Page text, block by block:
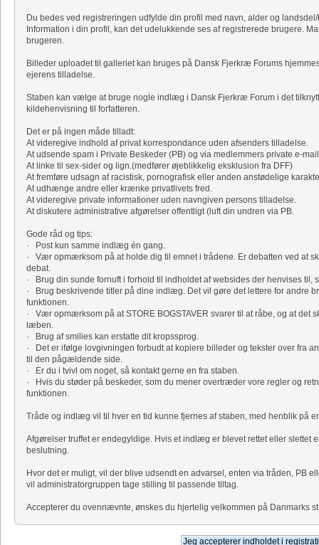
Du bedes ved registreringen udfylde din profil med navn, alder og
Information i din profil, kan det udelukkende ses af registrerede brugere.
brugeren.
Billeder uploadet til galleriet kan bruges på Dansk Fjerkræ Forums
ejerens tilladelse.
Staben kan vælge at bruge nogle indlæg i Dansk Fjerkræ Forum i det
kildehenvisning til forfatteren.
Det er på ingen måde tilladt:
At videregive indhold af privat korrespondance uden afsenders tilladelse.
At udsende spam i Private Beskeder (PB) og via medlemmers private e-
At linke til sex-sider og lign.(medfører øjeblikkelig eksklusion fra DFF)
At fremføre udsagn af racistisk, pornografisk eller anden anstødelige
At udhænge andre eller krænke privatlivets fred.
At videregive private informationer uden navngiven persons tilladelse.
At diskutere administrative afgørelser offentligt (luft din undren via PB.
Gode råd og tips:
· Post kun samme indlæg én gang.
· Vær opmærksom på at holde dig til emnet i trådene. Er debatten ved at
debat.
· Brug din sunde fornuft i forhold til indholdet af websides der henvises til,
· Brug beskrivende titler på dine indlæg. Det vil gøre det lettere for andre
funktionen.
· Vær opmærksom på at STORE BOGSTAVER svarer til at råbe, og at det
læben.
· Brug af smilies kan erstatte dit kropssprog.
· Det er ifølge lovgivningen forbudt at kopiere billeder og tekster over fra
til den pågældende side.
· Er du i tvivl om noget, så kontakt gerne en fra staben.
· Hvis du støder på beskeder, som du mener overtræder vore regler og
funktionen.
Tråde og indlæg vil til hver en tid kunne fjernes af staben, med henblik på
Afgørelser truffet er endegyldige. Hvis et indlæg er blevet rettet eller slettet
beslutning.
Hvor det er muligt, vil der blive udsendt en advarsel, enten via tråden, PB
vil administratorgruppen tage stilling til passende tiltag.
Accepterer du ovennævnte, ønskes du hjertelig velkommen på Danmarks